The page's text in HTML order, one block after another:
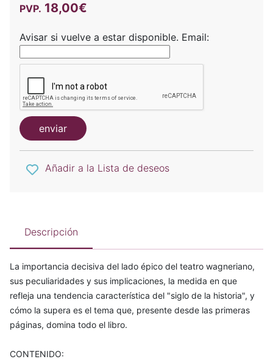
PVP. 18,00€
Avisar si vuelve a estar disponible. Email:
enviar
Añadir a la Lista de deseos
Descripción
La importancia decisiva del lado épico del teatro wagneriano,
sus peculiaridades y sus implicaciones, la medida en que
refleja una tendencia característica del "siglo de la historia", y
cómo la supera es el tema que, presente desde las primeras
páginas, domina todo el libro.
CONTENIDO: